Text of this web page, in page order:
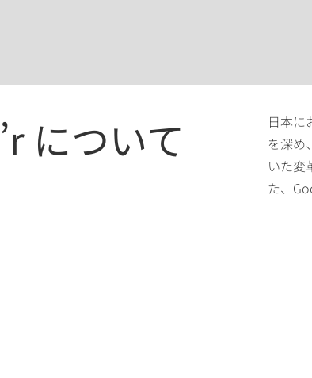
について
日本に
を深め
いた変
た、